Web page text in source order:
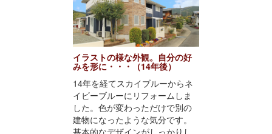
イラストの様な外観。自分の好
みを形に・・・（14年後）
14年を経てスカイブルーからネ
イビーブルーにリフォームしま
した。色が変わっただけで別の
建物になったような気分です。
基本的なデザインがしっかりし